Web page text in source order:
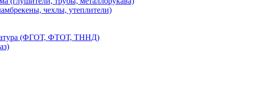
чехлы, утеплители)
(ФГОТ, ФТОТ, ТННД)